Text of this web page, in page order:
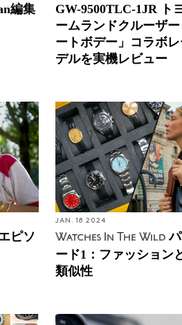
編集
GW-9500TLC-1JR ト
ームランドクルーザ
ートボデー」コラボ
デルを実機レビュー
ピソ
JAN. 18 2024
Watches In The Wild
ード1：ファッション
類似性